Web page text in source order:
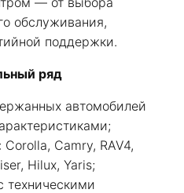
обслуживания,
поддержки.
ряд
автомобилей
Camry, RAV4,
Hilux, Yaris;
техническими